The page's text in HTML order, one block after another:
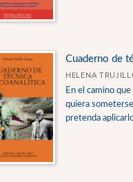
Cuaderno de
HELENA
En el camino
quiera
pretenda